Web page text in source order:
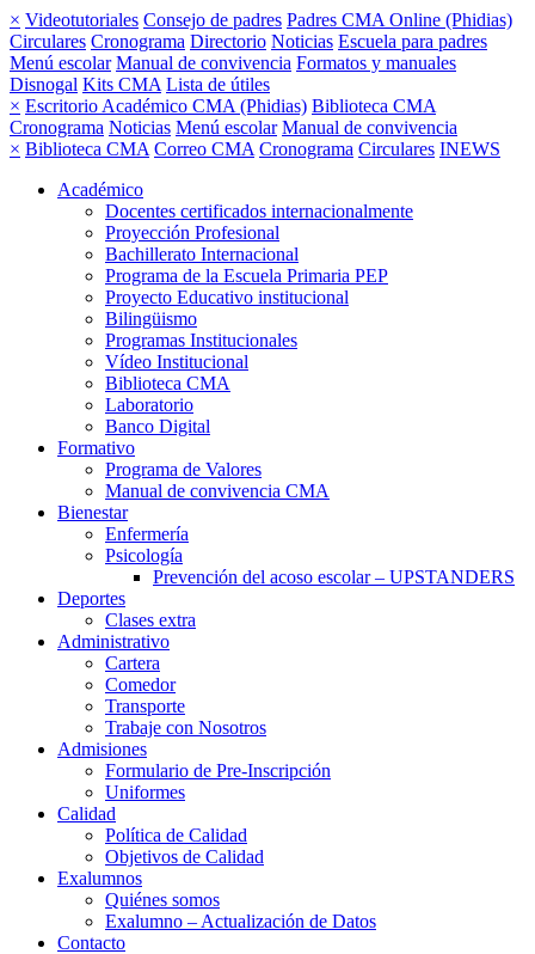
× Videotutoriales Consejo de padres Padres CMA Online (Phidias)
Circulares Cronograma Directorio Noticias Escuela para padres
Menú escolar Manual de convivencia Formatos y manuales
Disnogal Kits CMA Lista de útiles
× Escritorio Académico CMA (Phidias) Biblioteca CMA
Cronograma Noticias Menú escolar Manual de convivencia
× Biblioteca CMA Correo CMA Cronograma Circulares INEWS
Académico
Docentes certificados internacionalmente
Proyección Profesional
Bachillerato Internacional
Programa de la Escuela Primaria PEP
Proyecto Educativo institucional
Bilingüismo
Programas Institucionales
Vídeo Institucional
Biblioteca CMA
Laboratorio
Banco Digital
Formativo
Programa de Valores
Manual de convivencia CMA
Bienestar
Enfermería
Psicología
Prevención del acoso escolar – UPSTANDERS
Deportes
Clases extra
Administrativo
Cartera
Comedor
Transporte
Trabaje con Nosotros
Admisiones
Formulario de Pre-Inscripción
Uniformes
Calidad
Política de Calidad
Objetivos de Calidad
Exalumnos
Quiénes somos
Exalumno – Actualización de Datos
Contacto